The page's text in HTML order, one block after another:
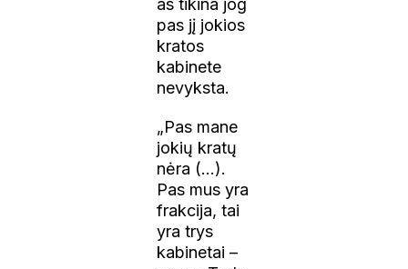
as tikina jog
pas jį jokios
kratos
kabinete
nevyksta.
„Pas mane
jokių kratų
nėra (…).
Pas mus yra
frakcija, tai
yra trys
kabinetai –